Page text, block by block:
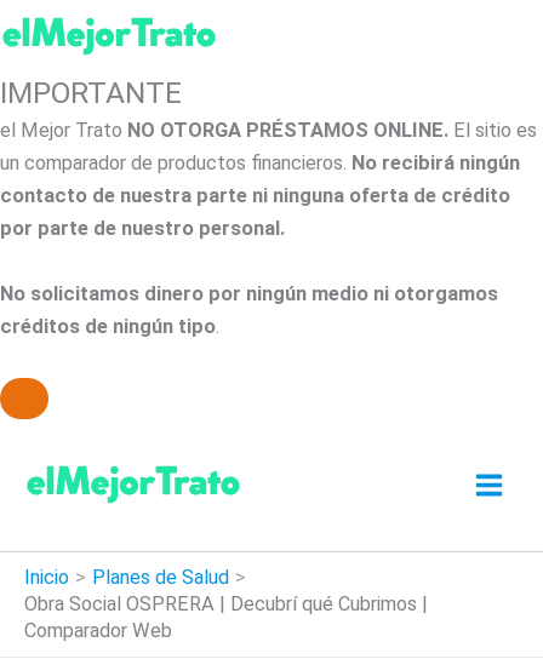
IMPORTANTE
el Mejor Trato NO OTORGA PRÉSTAMOS ONLINE. El sitio es
un comparador de productos financieros. No recibirá ningún
contacto de nuestra parte ni ninguna oferta de crédito
por parte de nuestro personal.
No solicitamos dinero por ningún medio ni otorgamos
créditos de ningún tipo.
contenido
Inicio
Planes de Salud
Obra Social OSPRERA | Decubrí qué Cubrimos |
Comparador Web